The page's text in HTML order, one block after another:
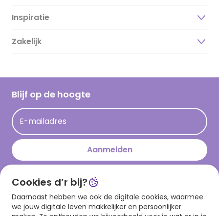
Over ons
Duurzaamheid
Hallmark Kaartclub
Acties
Persberichten
Hallmark en Kinderpostzegels
Inspiratie
Magazine
Cadeau inspiratie
Kaartinspiratie
Zakelijk
Blijf op de hoogte
E-mailadres
Aanmelden
Download onze app
Cookies d’r bij?
Daarnaast hebben we ook de digitale cookies, waarmee
we jouw digitale leven makkelijker en persoonlijker